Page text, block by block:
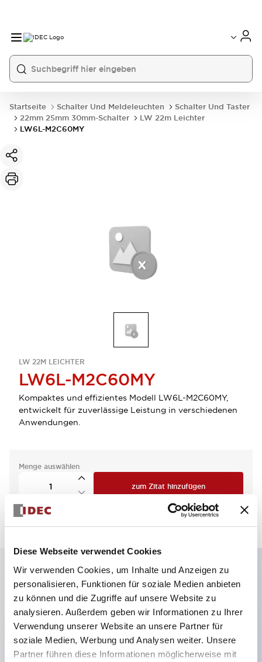
Diese Webseite verwendet Cookies
Wir verwenden Cookies, um Inhalte und Anzeigen zu
personalisieren, Funktionen für soziale Medien anbieten
zu können und die Zugriffe auf unsere Website zu
analysieren. Außerdem geben wir Informationen zu Ihrer
Verwendung unserer Website an unsere Partner für
soziale Medien, Werbung und Analysen weiter. Unsere
Partner führen diese Informationen möglicherweise mit
Startseite Schalter Und Meldeleuchten
Schalter Und Taster
22mm 25mm 30mm-Schalter
LW 22m Leichter
LW6L-M2C60MY
LW 22M LEICHTER
LW6L-M2C60MY
Kompaktes und effizientes Modell LW6L-M2C60MY,
entwickelt für zuverlässige Leistung in verschiedenen
Anwendungen.
Menge auswählen
zum Zitat hinzufügen
Hauptmerkmale
Eine dichte Montage in Gruppen ist möglich, und
das An- und Abstecken der Kontakt-Einheit ist
auch bei der dichten Montage in Gruppen einfach